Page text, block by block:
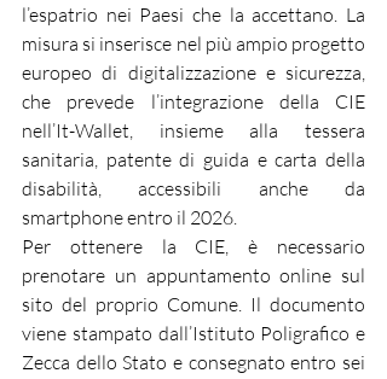
l’espatrio nei Paesi che la accettano. La
misura si inserisce nel più ampio progetto
europeo di digitalizzazione e sicurezza,
che prevede l’integrazione della CIE
nell’It-Wallet, insieme alla tessera
sanitaria, patente di guida e carta della
disabilità, accessibili anche da
smartphone entro il 2026.
Per ottenere la CIE, è necessario
prenotare un appuntamento online sul
sito del proprio Comune. Il documento
viene stampato dall’Istituto Poligrafico e
Zecca dello Stato e consegnato entro sei